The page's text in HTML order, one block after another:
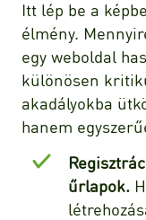
Itt lép be a
élmény.
egy weboldal
különösen
akadályokba
hanem
űrlapok.